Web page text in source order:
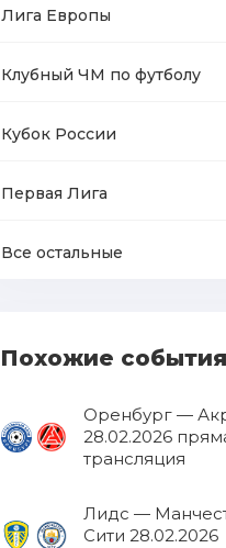
Лига Европы
Клубный ЧМ по футболу
Кубок России
Первая Лига
Все остальные
Похожие события
Оренбург —
28.02.2026
трансляция
Лидс —
Сити 28.02.2026